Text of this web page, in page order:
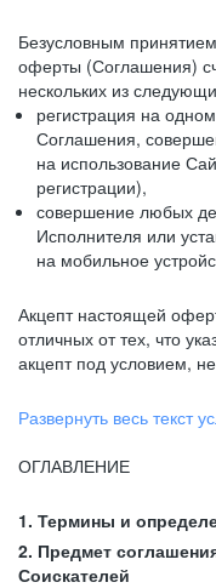
Безусловным
оферты (Соглашения)
нескольких из
регистрация на
Соглашения,
на использование
регистрации),
совершение любых
Исполнителя или
на мобильное
Акцепт настоящей
отличных от тех, что
акцепт под условием,
Развернуть весь текст
ОГЛАВЛЕНИЕ
1. Термины и
2. Предмет
Соискателей